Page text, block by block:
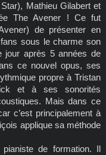
Mathieu Gilabert et
The Avener ! Ce fut
de présenter en
sous le charme son
jour après 5 années de
ce nouvel opus, ses
propre à Tristan
et à ses sonorités
Mais dans ce
c’est principalement à
applique sa méthode
de formation. Il